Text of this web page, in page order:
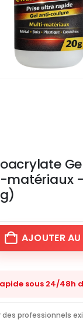
Gel
matériaux
AJOUTER AU
sous 24/48h
des professionnels